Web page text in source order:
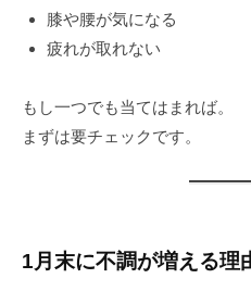
膝や腰が気になる
疲れが取れない
もし一つでも当てはまれば。
まずは要チェックです。
1月末に不調が増える理